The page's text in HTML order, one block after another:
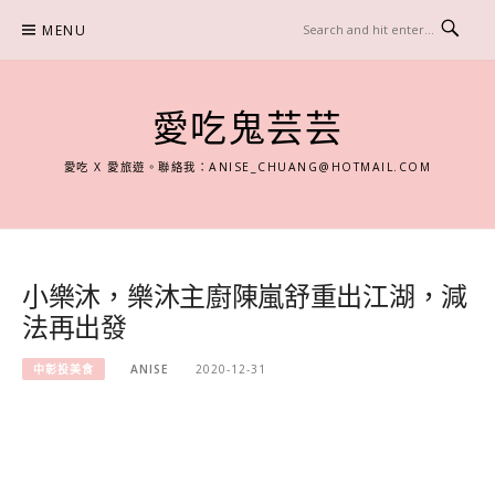
content
MENU
愛吃鬼芸芸
愛吃 X 愛旅遊。聯絡我：ANISE_CHUANG@HOTMAIL.COM
小樂沐，樂沐主廚陳嵐舒重出江湖，減
法再出發
中彰投美食 ANISE 2020-12-31